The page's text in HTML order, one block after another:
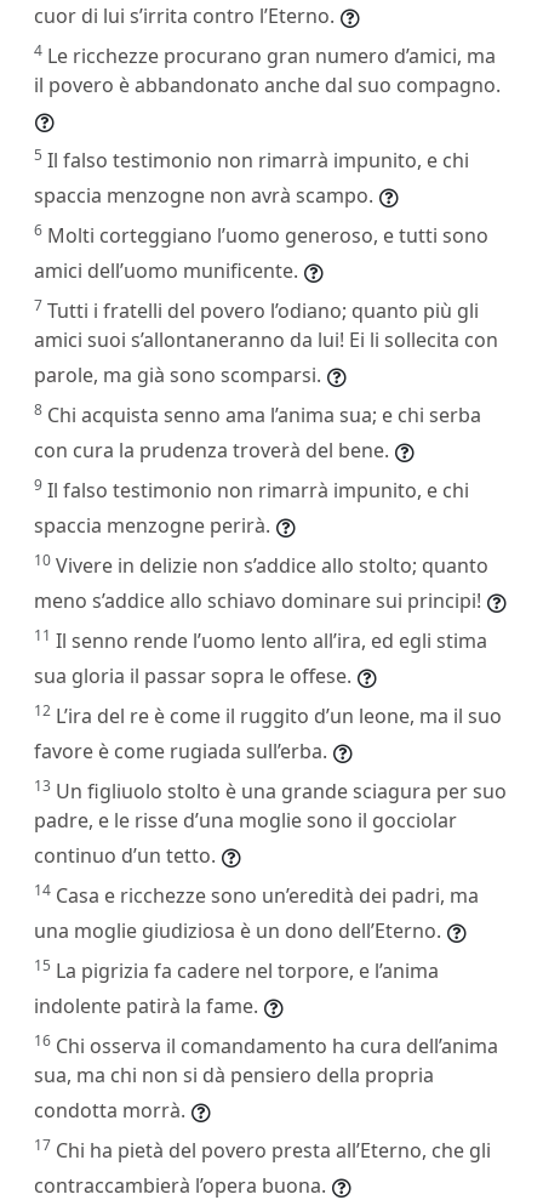
cuor di lui s’irrita contro l’Eterno.
4 Le ricchezze procurano gran numero d’amici, ma
il povero è abbandonato anche dal suo compagno.
5 Il falso testimonio non rimarrà impunito, e chi
spaccia menzogne non avrà scampo.
6 Molti corteggiano l’uomo generoso, e tutti sono
amici dell’uomo munificente.
7 Tutti i fratelli del povero l’odiano; quanto più gli
amici suoi s’allontaneranno da lui! Ei li sollecita con
parole, ma già sono scomparsi.
8 Chi acquista senno ama l’anima sua; e chi serba
con cura la prudenza troverà del bene.
9 Il falso testimonio non rimarrà impunito, e chi
spaccia menzogne perirà.
10 Vivere in delizie non s’addice allo stolto; quanto
meno s’addice allo schiavo dominare sui principi!
11 Il senno rende l’uomo lento all’ira, ed egli stima
sua gloria il passar sopra le offese.
12 L’ira del re è come il ruggito d’un leone, ma il suo
favore è come rugiada sull’erba.
13 Un figliuolo stolto è una grande sciagura per suo
padre, e le risse d’una moglie sono il gocciolar
continuo d’un tetto.
14 Casa e ricchezze sono un’eredità dei padri, ma
una moglie giudiziosa è un dono dell’Eterno.
15 La pigrizia fa cadere nel torpore, e l’anima
indolente patirà la fame.
16 Chi osserva il comandamento ha cura dell’anima
sua, ma chi non si dà pensiero della propria
condotta morrà.
17 Chi ha pietà del povero presta all’Eterno, che gli
contraccambierà l’opera buona.